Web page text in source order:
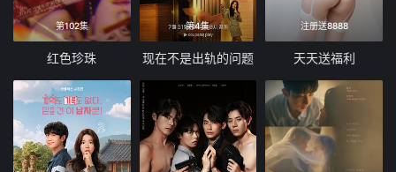
第102集
红色珍珠
第4集
现在不是出轨的问题
注册送8888
天天送福利